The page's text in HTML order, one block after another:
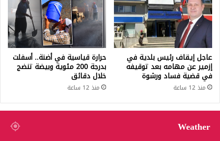
عاجل إيقاف رئيس بلدية في
إزمير عن مهامه بعد توقيفه
في قضية فساد ورشوة
منذ 12 ساعة
حرارة قياسية في أضنة.. أسفلت
بدرجة 200 مئوية وبيضة تنضج
خلال دقائق
منذ 12 ساعة
Weather